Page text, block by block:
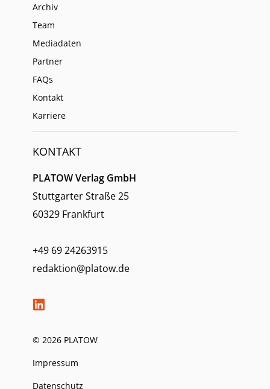
Archiv
Team
Mediadaten
Partner
FAQs
Kontakt
Karriere
KONTAKT
PLATOW Verlag GmbH
Stuttgarter Straße 25
60329 Frankfurt
+49 69 24263915
redaktion@platow.de
© 2026 PLATOW
Impressum
Datenschutz